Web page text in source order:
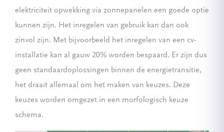
elektriciteit opwekking via zonnepanelen een goede optie
kunnen zijn. Het inregelen van gebruik kan dan ook
zinvol zijn. Met bijvoorbeeld het inregelen van een cv-
installatie kan al gauw 20% worden bespaard. Er zijn dus
geen standaardoplossingen binnen de energietransitie,
het draait allemaal om het maken van keuzes. Deze
keuzes worden omgezet in een morfologisch keuze
schema.